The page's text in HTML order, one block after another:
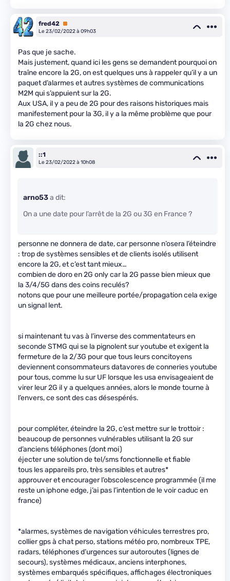
fred42 Premium
Le 23/02/2022 à 09h03
Pas que je sache.
Mais justement, quand ici les gens se demandent pourquoi on
traîne encore la 2G, on est quelques uns à rappeler qu’il y a un
paquet d’alarmes et autres systèmes de communications
M2M qui s’appuient sur la 2G.
Aux USA, il y a peu de 2G pour des raisons historiques mais
manifestement pour la 3G, il y a la même problème que pour
la 2G chez nous.
::1
Le 23/02/2022 à 10h08
arno53a dit:
On a une date pour l’arrêt de la 2G ou 3G en France ?
personne ne donnera de date, car personne n’osera l’éteindre
: trop de systèmes sensibles et de clients isolés utilisent
encore la 2G, et c’est tant mieux…
combien de doro en 2G only car la 2G passe bien mieux que
la 3/4/5G dans des coins reculés?
notons que pour une meilleure portée/propagation cela exige
un signal lent.
si maintenant tu vas à l’inverse des commentateurs en
seconde STMG qui se la pignolent sur youtube et exigent la
fermeture de la 2/3G pour que tous leurs concitoyens
deviennent consommateurs datavores de conneries youtube
pour tous, comme lu sur UF lorsque les usa envisageaient de
virer leur 2G il y a quelques années, alors le monde tourne à
l’envers, ce sont des cas désespérés.
pour compléter, éteindre la 2G, c’est mettre sur le trottoir :
beaucoup de personnes vulnérables utilisant la 2G sur
d’anciens téléphones (dont moi)
éjecter une solution de tel/sms fonctionnelle et fiable
tous les appareils pro, très sensibles et autres*
approuver et encourager l’obscolescence programmée (il me
reste un iphone edge, j’ai pas l’intention de le voir caduc en
france)
*alarmes, systèmes de navigation véhicules terrestres pro,
collier gps à chat perso, stations météo pro, nombreux TPE,
radars, téléphones d’urgences sur autoroutes (lignes de
secours), systèmes médicaux, anciens interphones,
systèmes embarqués spécifiques, affichages électroniques